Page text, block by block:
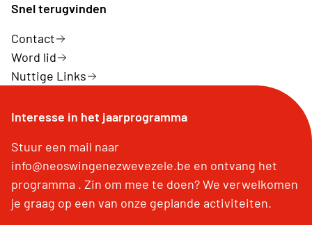
Snel terugvinden
Contact
Word lid
Nuttige Links
Interesse in het jaarprogramma
Stuur een mail naar
info@neoswingenezwevezele.be en ontvang het
programma . Zin om mee te doen? We verwelkomen
je graag op een van onze geplande activiteiten.